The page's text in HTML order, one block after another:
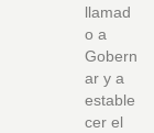
llamad
o a
Gobern
ar y a
estable
cer el